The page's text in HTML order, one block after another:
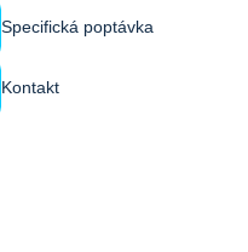
Specifická poptávka
Kontakt